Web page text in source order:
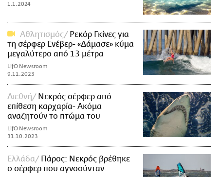
1.1.2024
Αθλητισμός
Ρεκόρ Γκίνες για
τη σέρφερ Ενέβερ- «Δάμασε» κύμα
μεγαλύτερο από 13 μέτρα
LifO Newsroom
9.11.2023
Διεθνή
Νεκρός σέρφερ από
επίθεση καρχαρία- Ακόμα
αναζητούν το πτώμα του
LifO Newsroom
31.10.2023
Ελλάδα
Πάρος: Νεκρός βρέθηκε
ο σέρφερ που αγνοούνταν